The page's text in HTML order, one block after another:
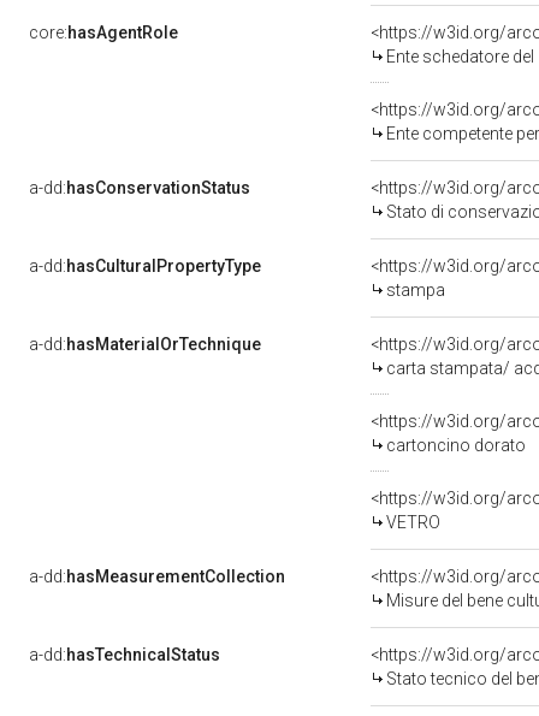
core:hasAgentRole
<https://w3id.org/
Ente schedatore del
<https://w3id.org/
Ente competente per tutela
a-dd:hasConservationStatus
<https://w3id.org/
Stato di
a-dd:hasCulturalPropertyType
<https://w3id.org/
stampa
a-dd:hasMaterialOrTechnique
<https://w3id.org/
carta stampata/
<https://w3id.org/
cartoncino dorato
<https://w3id.org/
VETRO
a-dd:hasMeasurementCollection
<https://w3id.org/
Misure del bene
a-dd:hasTechnicalStatus
<https://w3id.org/
Stato tecnico del